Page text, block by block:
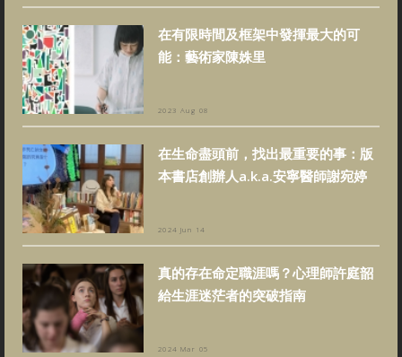
在有限時間及框架中發揮最大的可
能：藝術家陳姝里
2023 Aug 08
在生命盡頭前，找出最重要的事：版
本書店創辦人a.k.a.安寧醫師謝宛婷
2024 Jun 14
真的存在命定職涯嗎？心理師許庭韶
給生涯迷茫者的突破指南
2024 Mar 05